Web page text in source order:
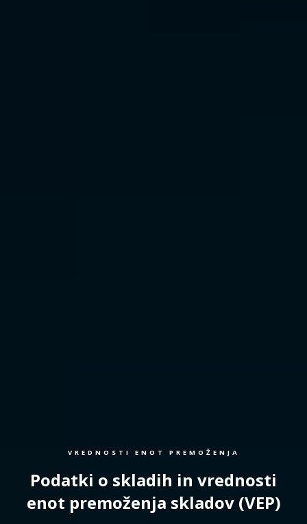
VREDNOSTI ENOT PREMOŽENJA
Podatki o skladih in vrednosti
enot premoženja skladov (VEP)